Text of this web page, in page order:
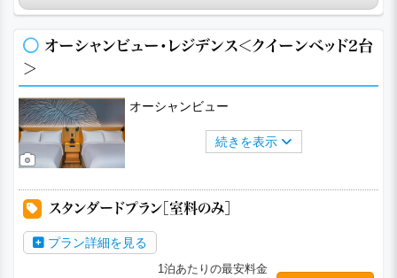
オーシャンビュー・レジデンス＜クイーンベッド2台
＞
オーシャンビュー
続きを表示
スタンダードプラン［室料のみ］
プラン詳細を見る
1泊あたりの最安料金